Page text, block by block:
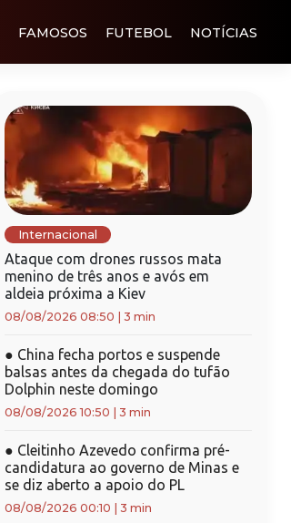
FAMOSOS FUTEBOL NOTÍCIAS
Internacional
Ataque com drones russos mata
menino de três anos e avós em
aldeia próxima a Kiev
08/08/2026 08:50 3 min
● China fecha portos e suspende
balsas antes da chegada do tufão
Dolphin neste domingo
08/08/2026 10:50 3 min
● Cleitinho Azevedo confirma pré-
candidatura ao governo de Minas e
se diz aberto a apoio do PL
08/08/2026 00:10 3 min